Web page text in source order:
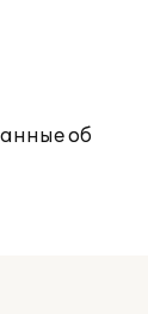
об